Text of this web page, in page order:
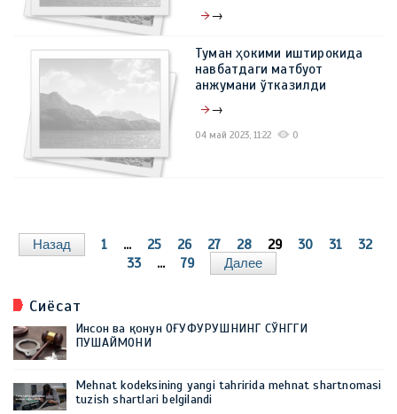
→
Туман ҳокими иштирокида
навбатдаги матбуот
анжумани ўтказилди
→
04 май 2023, 11:22 0
Назад 1 ... 25 26 27 28 29 30 31
32
33
... 79 Далее
Сиёсат
Инсон ва қонун ОҒУФУРУШНИНГ СЎНГГИ
ПУШАЙМОНИ
Mehnat kodeksining yangi tahririda mehnat shartnomasi
tuzish shartlari belgilandi